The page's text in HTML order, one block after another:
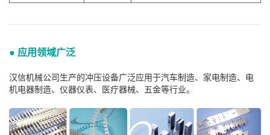
● 应用领域广泛
汉信机械公司生产的冲压设备广泛应用于汽车制造、家电制造、电
机电器制造、仪器仪表、医疗器械、五金等行业。